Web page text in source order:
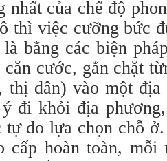
nhất của chế độ
thì việc cưỡng bức
bằng các biện
cước, gắn chặt
thị dân) vào một
đi khỏi địa
do lựa chọn chỗ
cấp hoàn toàn,